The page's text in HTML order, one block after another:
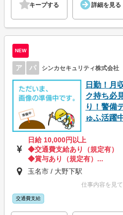
キープする 詳細を見る
NEW
ア パ シンカセキュリティ株式会社
日勤！月
ク持ち必
り！警備
ゅふ活躍
日給 10,000円以上
◆交通費支給あり（規定有）
◆賞与あり（規定有）...
玉名市 / 大野下駅
仕事内容を見
交通費支給